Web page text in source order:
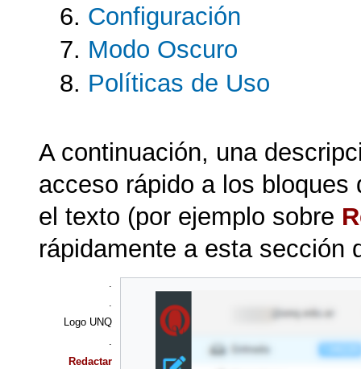
Configuración
Modo Oscuro
Políticas de Uso
A continuación, una
acceso rápido a los
el texto (por ejemplo sobre
rápidamente a esta sección
.
.
Logo UNQ
.
Redactar